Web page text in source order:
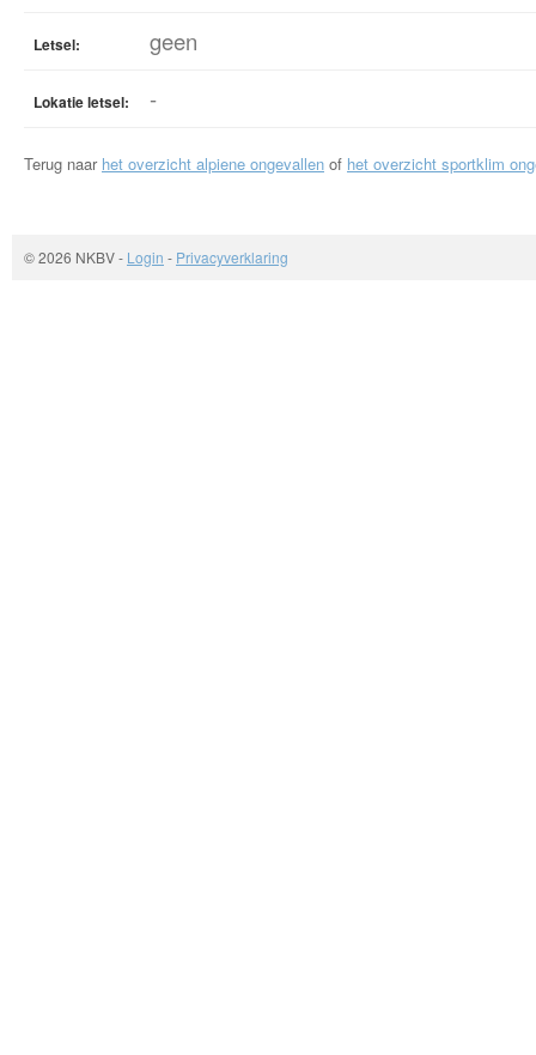
Letsel: geen
Lokatie letsel: -
Terug naar het overzicht alpiene ongevallen of het overzicht sportklim
© 2026 NKBV- Login - Privacyverklaring